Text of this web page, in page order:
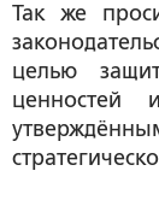
Так же
целью
ценностей